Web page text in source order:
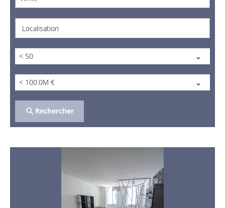
Localisation
< 50
< 100.0M €
Rechercher